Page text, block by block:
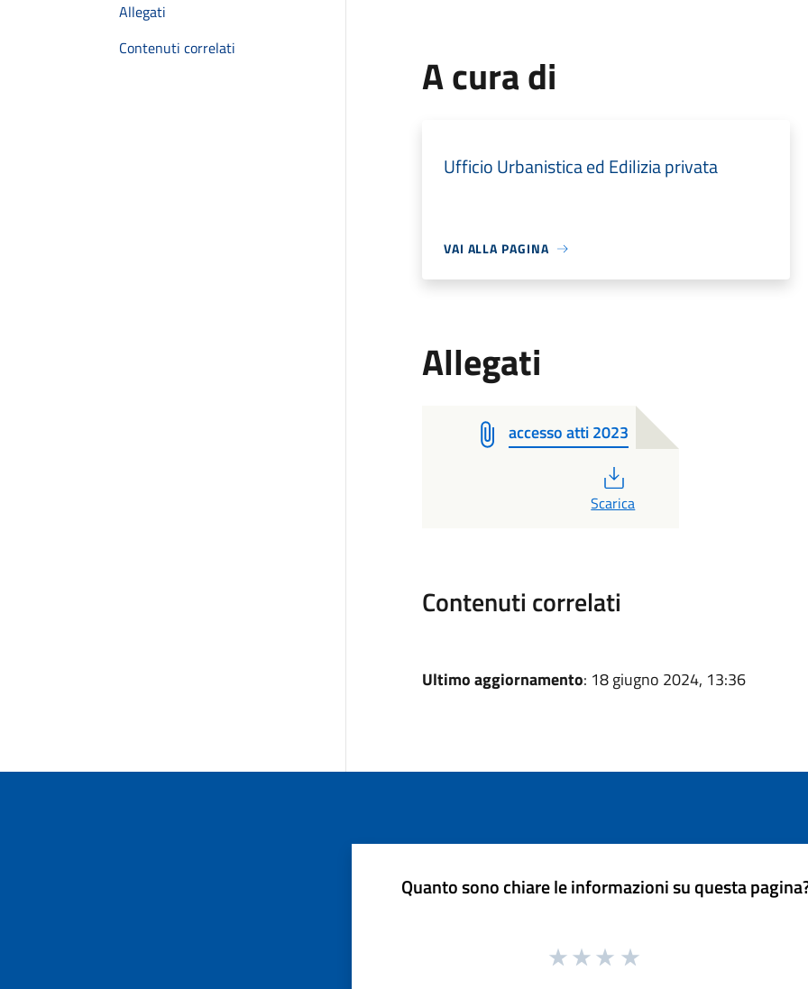
Allegati
Contenuti correlati
A cura di
Ufficio Urbanistica ed Edilizia privata
VAI ALLA PAGINA
Allegati
accesso atti 2023
Scarica
Contenuti correlati
Ultimo aggiornamento: 18 giugno 2024, 13:36
Quanto sono chiare le informazioni su questa